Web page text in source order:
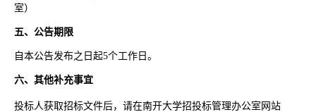
室）
五、公告期限
自本公告发布之日起5个工作日。
六、其他补充事宜
投标人获取招标文件后，请在南开大学招投标管理办公室网站